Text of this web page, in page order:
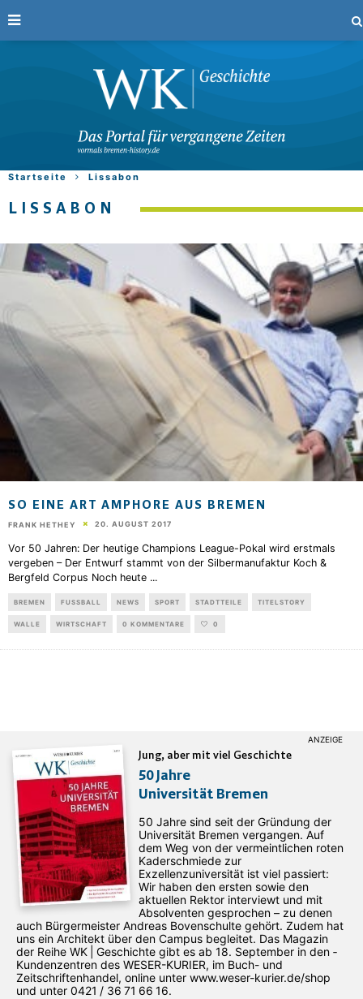
Startseite Lissabon
LISSABON
SO EINE ART AMPHORE AUS BREMEN
FRANK HETHEY 20. AUGUST 2017
Vor 50 Jahren: Der heutige Champions League-Pokal wird erstmals
vergeben – Der Entwurf stammt von der Silbermanufaktur Koch &
Bergfeld Corpus Noch heute ...
BREMEN FUSSBALL NEWS SPORT STADTTEILE TITELSTORY
WALLE WIRTSCHAFT 0 KOMMENTARE 0
Jung, aber mit viel Geschichte
50 Jahre
Universität Bremen
50 Jahre sind seit der Gründung der
Universität Bremen vergangen. Auf
dem Weg von der vermeintlichen roten
Kaderschmiede zur
Exzellenzuniversität ist viel passiert:
Wir haben den ersten sowie den
aktuellen Rektor interviewt und mit
Absolventen gesprochen – zu denen
auch Bürgermeister Andreas Bovenschulte gehört. Zudem hat
uns ein Architekt über den Campus begleitet. Das Magazin
der Reihe WK | Geschichte gibt es ab 18. September in den ­
Kundenzentren des WESER-­KURIER, im Buch- und
Zeitschriftenhandel, online unter www.weser-kurier.de/shop
und unter 0421 / 36 71 66 16.